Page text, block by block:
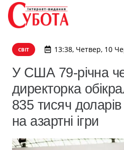
СВІТ 13:38, Четвер, 10
У США 79-річна
директорка
835 тисяч доларів
на азартні ігри